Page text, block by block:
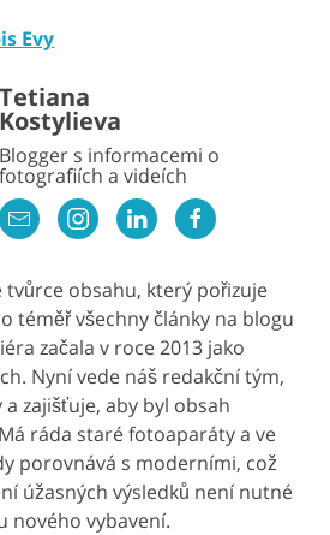
Evy
Tetiana
Kostylieva
Blogger s informacemi o
fotografiích a videích
tvůrce obsahu, který pořizuje
téměř všechny články na blogu
začala v roce 2013 jako
Nyní vede náš redakční tým,
zajišťuje, aby byl obsah
ráda staré fotoaparáty a ve
porovnává s moderními, což
úžasných výsledků není nutné
nového vybavení.